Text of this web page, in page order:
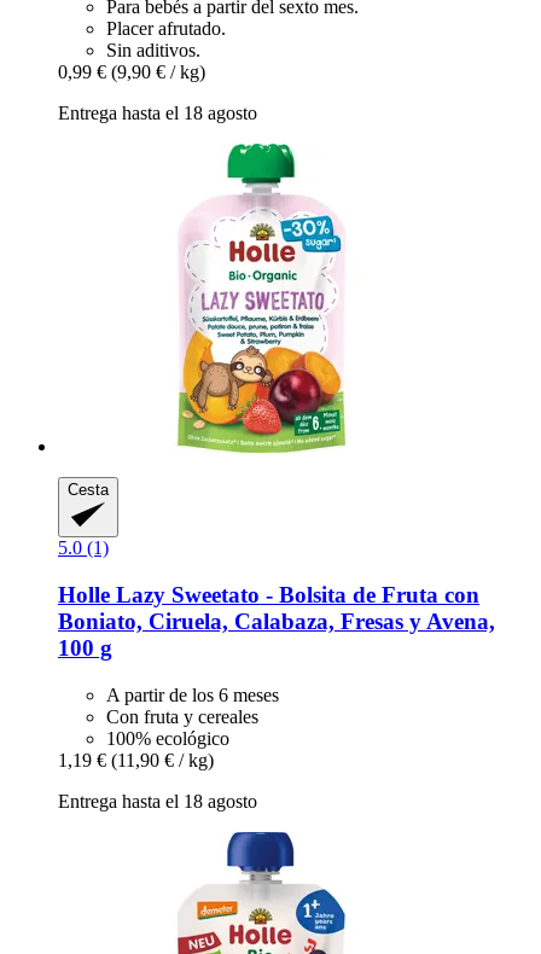
Para bebés a partir del sexto mes.
Placer afrutado.
Sin aditivos.
0,99 € (9,90 € / kg)
Entrega hasta el 18 agosto
Cesta
5.0 (1)
Holle Lazy Sweetato -​ Bolsita de Fruta con
Boniato, Ciruela, Calabaza, Fresas y Avena,
100 g
A partir de los 6 meses
Con fruta y cereales
100% ecológico
1,19 € (11,90 € / kg)
Entrega hasta el 18 agosto